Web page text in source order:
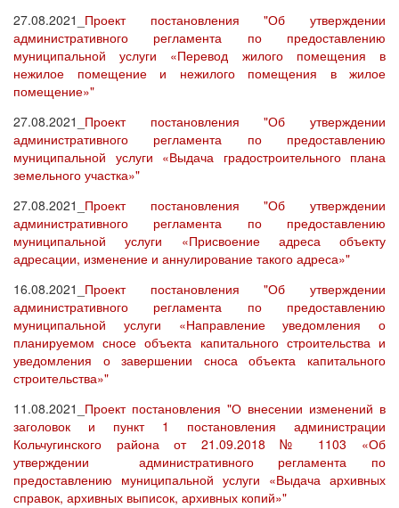
27.08.2021_ Проект постановления "Об утверждении
административного регламента по предоставлению
муниципальной услуги «Перевод жилого помещения в
нежилое помещение и нежилого помещения в жилое
помещение»"
27.08.2021_ Проект постановления "Об утверждении
административного регламента по предоставлению
муниципальной услуги «Выдача градостроительного плана
земельного участка»"
27.08.2021_ Проект постановления "Об утверждении
административного регламента по предоставлению
муниципальной услуги «Присвоение адреса объекту
адресации, изменение и аннулирование такого адреса»"
16.08.2021_ Проект постановления "Об утверждении
административного регламента по предоставлению
муниципальной услуги «Направление уведомления о
планируемом сносе объекта капитального строительства и
уведомления о завершении сноса объекта капитального
строительства»"
11.08.2021_ Проект постановления "О внесении изменений в
заголовок и пункт 1 постановления администрации
Кольчугинского района от 21.09.2018 № 1103 «Об
утверждении административного регламента по
предоставлению муниципальной услуги «Выдача архивных
справок, архивных выписок, архивных копий»"